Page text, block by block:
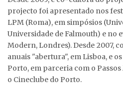
projecto foi apresentado nos
LPM (Roma), em simpósios
Universidade de Falmouth) e no
Modern, Londres). Desde 2007,
anuais "abertura", em Lisboa, e
Porto, em parceria com o
o Cineclube do Porto.